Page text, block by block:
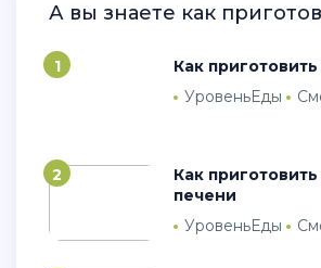
А вы знаете как
1
Как
УровеньЕды
2
Как приготовить паштет из
печени
УровеньЕды